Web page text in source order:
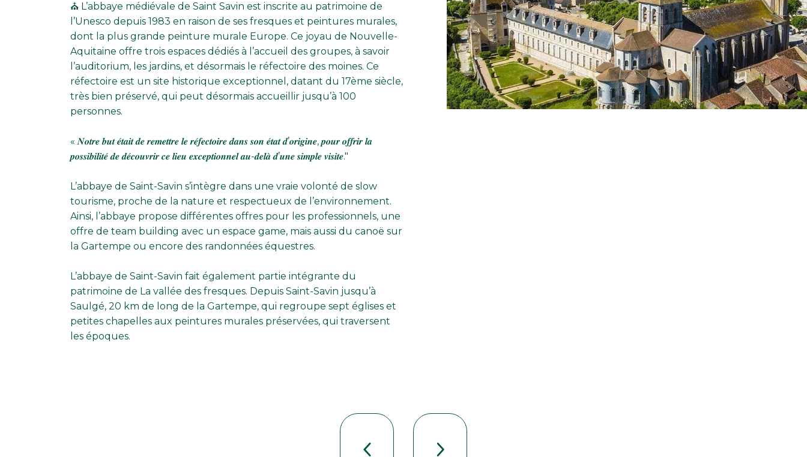
⛪ L’abbaye médiévale de Saint Savin est inscrite au patrimoine de
l’Unesco depuis 1983 en raison de ses fresques et peintures murales,
dont la plus grande peinture murale Europe. Ce joyau de Nouvelle-
Aquitaine offre trois espaces dédiés à l’accueil des groupes, à savoir
l’auditorium, les jardins, et désormais le réfectoire des moines. Ce
réfectoire est un site historique exceptionnel, datant du 17ème siècle,
très bien préservé, qui peut désormais accueillir jusqu’à 100
personnes.
« 𝑵𝒐𝒕𝒓𝒆 𝒃𝒖𝒕 𝒆́𝒕𝒂𝒊𝒕 𝒅𝒆 𝒓𝒆𝒎𝒆𝒕𝒕𝒓𝒆 𝒍𝒆 𝒓𝒆́𝒇𝒆𝒄𝒕𝒐𝒊𝒓𝒆 𝒅𝒂𝒏𝒔 𝒔𝒐𝒏 𝒆́𝒕𝒂𝒕 𝒅’𝒐𝒓𝒊𝒈𝒊𝒏𝒆, 𝒑𝒐𝒖𝒓 𝒐𝒇𝒇𝒓𝒊𝒓 𝒍𝒂
𝒑𝒐𝒔𝒔𝒊𝒃𝒊𝒍𝒊𝒕𝒆́ 𝒅𝒆 𝒅𝒆́𝒄𝒐𝒖𝒗𝒓𝒊𝒓 𝒄𝒆 𝒍𝒊𝒆𝒖 𝒆𝒙𝒄𝒆𝒑𝒕𝒊𝒐𝒏𝒏𝒆𝒍 𝒂𝒖-𝒅𝒆𝒍𝒂̀ 𝒅’𝒖𝒏𝒆 𝒔𝒊𝒎𝒑𝒍𝒆 𝒗𝒊𝒔𝒊𝒕𝒆."
L’abbaye de Saint-Savin s’intègre dans une vraie volonté de slow
tourisme, proche de la nature et respectueux de l’environnement.
Ainsi, l’abbaye propose différentes offres pour les professionnels, une
offre de team building avec un espace game, mais aussi du canoë sur
la Gartempe ou encore des randonnées équestres.
L’abbaye de Saint-Savin fait également partie intégrante du
patrimoine de La vallée des fresques. Depuis Saint-Savin jusqu’à
Saulgé, 20 km de long de la Gartempe, qui regroupe sept églises et
petites chapelles aux peintures murales préservées, qui traversent
les époques.